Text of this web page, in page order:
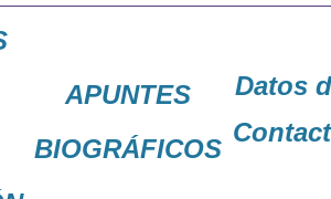
APUNTES
BIOGRÁFICOS
Datos